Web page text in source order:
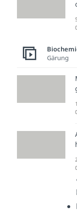
Gärung